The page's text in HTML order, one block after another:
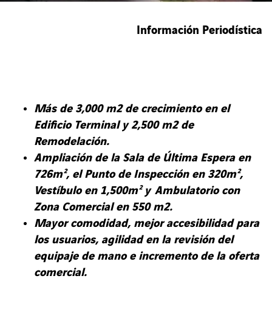
Información Periodística
Más de 3,000 m2 de crecimiento en el
Edificio Terminal y 2,500 m2 de
Remodelación.
Ampliación de la Sala de Última Espera en
726m², el Punto de Inspección en 320m²,
Vestíbulo en 1,500m² y Ambulatorio con
Zona Comercial en 550 m2.
Mayor comodidad, mejor accesibilidad para
los usuarios, agilidad en la revisión del
equipaje de mano e incremento de la oferta
comercial.